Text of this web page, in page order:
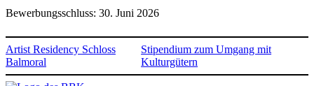
Bewerbungsschluss: 30. Juni 2026
Artist Residency Schloss
Balmoral
Stipendium zum Umgang mit
Kulturgütern